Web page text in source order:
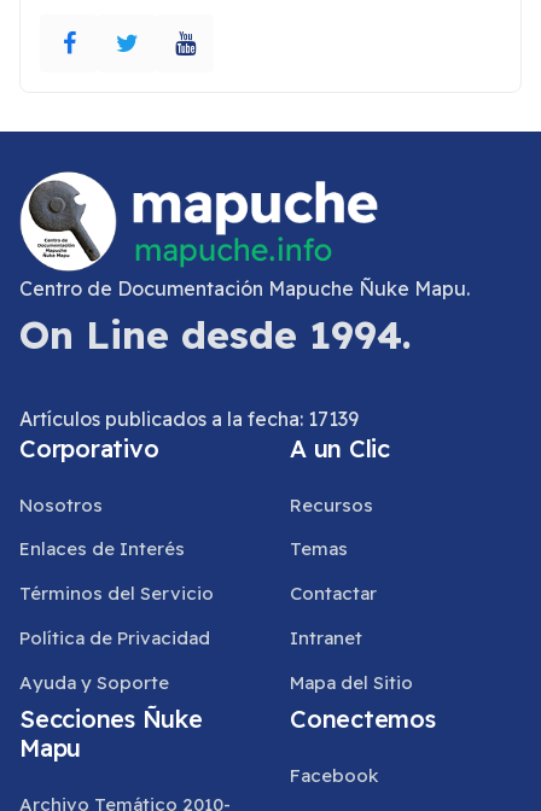
Centro de Documentación Mapuche Ñuke Mapu.
On Line desde 1994.
Artículos publicados a la fecha: 17139
Corporativo
Nosotros
Enlaces de Interés
Términos del Servicio
Política de Privacidad
Ayuda y Soporte
A un Clic
Recursos
Temas
Contactar
Intranet
Mapa del Sitio
Secciones Ñuke
Mapu
Archivo Temático 2010-
Conectemos
Facebook